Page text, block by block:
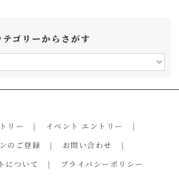
テゴリーからさがす
リー
イベント エントリー
のご登録
お問い合わせ
について
プライバシーポリシー